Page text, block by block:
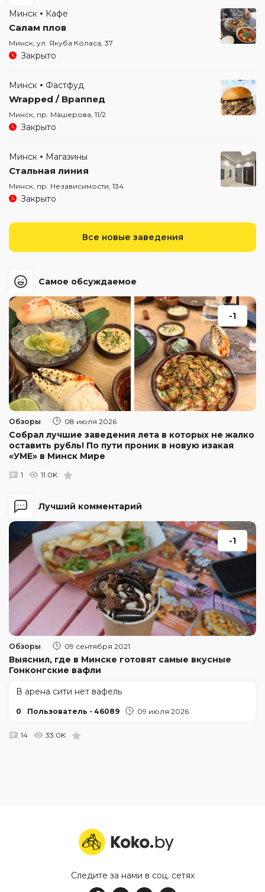
Минск
Кафе
Салам плов
Минск, ул. Якуба Коласа, 37
Закрыто
Минск Фастфуд
Wrapped / Враппед
Минск, пр. Машерова, 11/2
Закрыто
Минск Магазины
Стальная линия
Минск, пр. Независимости, 134
Закрыто
Все новые заведения
Лучший комментарий
-1
Обзоры 09 сентября 2021
Выяснил, где в Минске готовят самые вкусные
Гонконгские вафли
В арена сити нет вафель
0 Пользователь - 46089 09 июля 2026
14 33.0K
Самое обсуждаемое
-1
Обзоры 08 июля 2026
Собрал лучшие заведения лета в которых не жалко
оставить рубль! По пути проник в новую изакая
«УМЕ» в Минск Мире
1 11.0K
Следите за нами в соц. сетях